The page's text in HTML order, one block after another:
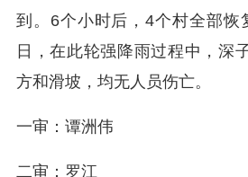
到。6个小时后，4个村全部恢
日，在此轮强降雨过程中，深
方和滑坡，均无人员伤亡。
一审：谭洲伟
二审：罗江